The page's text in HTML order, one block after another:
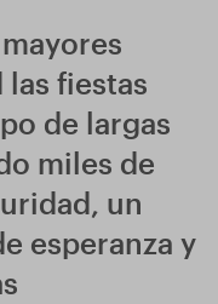
las fiestas
de largas
miles de
un
esperanza y